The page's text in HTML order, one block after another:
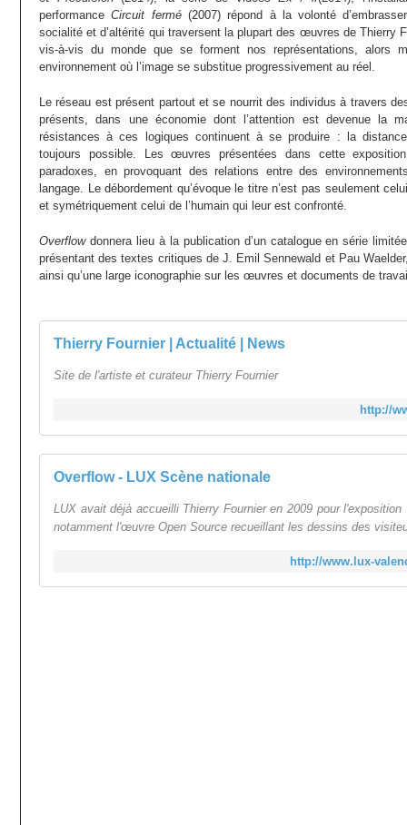
performanceCircuit fermé(2007) répond à la volonté
socialité et d’altérité qui traversent la plupart des œuvres de Thierry
vis-à-vis du monde que se forment nos représentations, alors
environnement où l’image se substitue progressivement au réel.
Le réseau est présent partout et se nourrit des individus à travers
présents, dans une économie dont l’attention est devenue la
résistances à ces logiques continuent à se produire : la
toujours possible. Les œuvres présentées dans cette
paradoxes, en provoquant des relations entre des
langage. Le débordement qu’évoque le titre n’est pas seulement
et symétriquement celui de l’humain qui leur est confronté.
Overflowdonnera lieu à la publication d’un catalogue en série
présentant des textes critiques de J. Emil Sennewald et Pau
ainsi qu’une large iconographie sur les œuvres et documents de
Thierry Fournier | Actualité | News
Site de l'artiste et curateur Thierry Fournier
http://
Overflow - LUX Scène nationale
LUX avait déjà accueilli Thierry Fournier en 2009 pour
notamment l'œuvre Open Source recueillant les dessins des
http://www.lux-